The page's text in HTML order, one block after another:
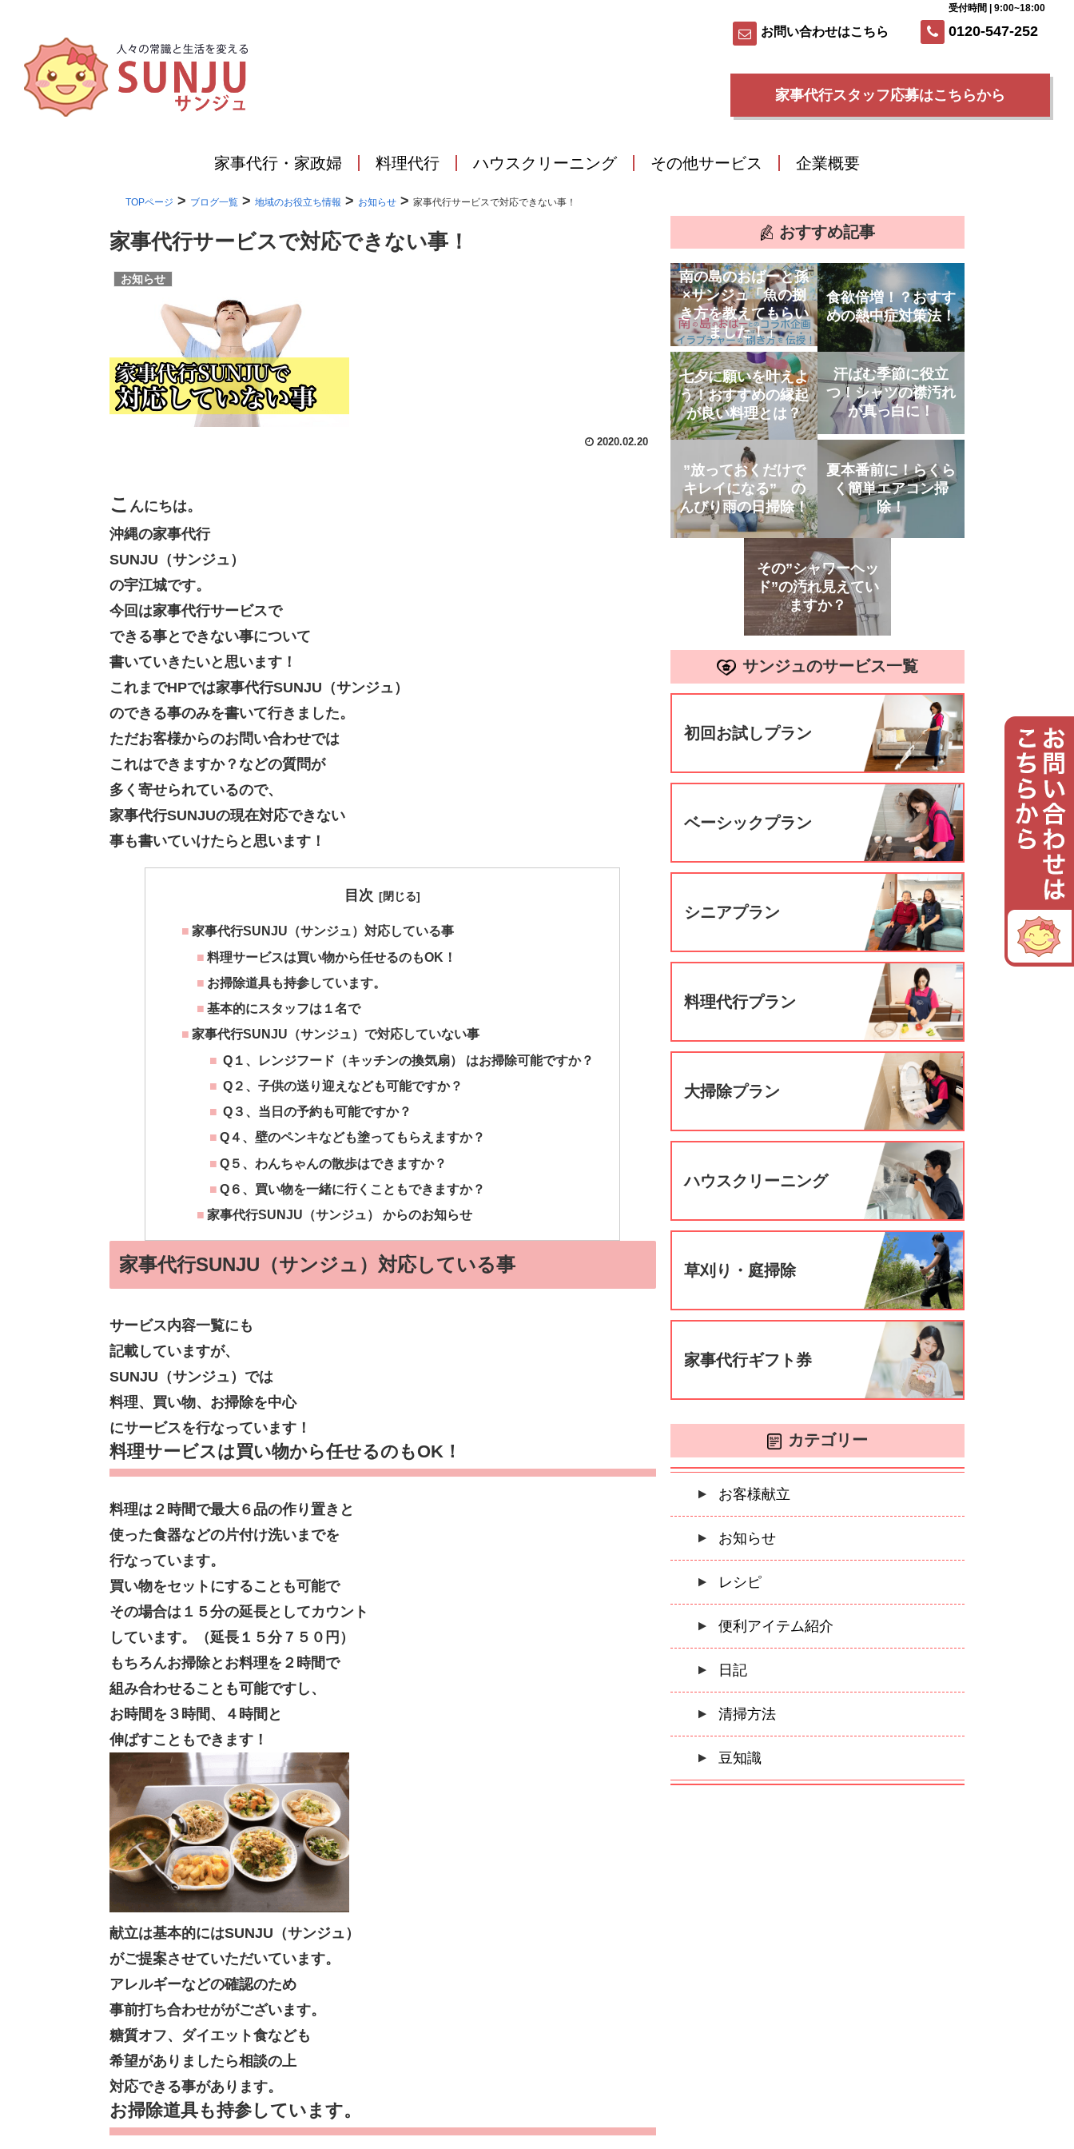
お問い合わせはこちら 0120-547-252
受付時間 | 9:00~18:00
家事代行スタッフ応募はこちらから
家事代行・家政婦 料理代行 ハウスクリーニング その他サービス 企業概要
TOPページ > ブログ一覧 > 地域のお役立ち情報 > お知らせ > 家事代行サービスで対応できない事！
家事代行サービスで対応できない事！
お知らせ
2020.02.20
こ んにちは。
沖縄の家事代行
SUNJU（サンジュ）
の宇江城です。
今回は家事代行サービスで
できる事とできない事について
書いていきたいと思います！
これまでHPでは家事代行SUNJU（サンジュ）
のできる事のみを書いて行きました。
ただお客様からのお問い合わせでは
これはできますか？などの質問が
多く寄せられているので、
家事代行SUNJUの現在対応できない
事も書いていけたらと思います！
目次
家事代行SUNJU（サンジュ）対応している事
料理サービスは買い物から任せるのもOK！
お掃除道具も持参しています。
基本的にスタッフは１名で
家事代行SUNJU（サンジュ）で対応していない事
Q１、レンジフード（キッチンの換気扇） はお掃除可能ですか？
Q２、子供の送り迎えなども可能ですか？
Q３、当日の予約も可能ですか？
Q４、壁のペンキなども塗ってもらえますか？
Q５、わんちゃんの散歩はできますか？
Q６、買い物を一緒に行くこともできますか？
家事代行SUNJU（サンジュ） からのお知らせ
家事代行SUNJU（サンジュ）対応している事
サービス内容一覧にも
記載していますが、
SUNJU（サンジュ）では
料理、買い物、お掃除を中心
にサービスを行なっています！
料理サービスは買い物から任せるのもOK！
料理は２時間で最大６品の作り置きと
使った食器などの片付け洗いまでを
行なっています。
買い物をセットにすることも可能で
その場合は１５分の延長としてカウント
しています。（延長１５分７５０円）
もちろんお掃除とお料理を２時間で
組み合わせることも可能ですし、
お時間を３時間、４時間と
伸ばすこともできます！
献立は基本的にはSUNJU（サンジュ）
がご提案させていただいています。
アレルギーなどの確認のため
事前打ち合わせががございます。
糖質オフ、ダイエット食なども
希望がありましたら相談の上
対応できる事があります。
お掃除道具も持参しています。
おすすめ記事
南の島のおばーと孫
×サンジュ「魚の捌
き方を教えてもらい
ました！」
食欲倍増！？おすす
めの熱中症対策法！
七夕に願いを叶えよ
う！おすすめの縁起
が良い料理とは？
汗ばむ季節に役立
つ！シャツの襟汚れ
が真っ白に！
”放っておくだけで
キレイになる” の
んびり雨の日掃除！
夏本番前に！らくら
く簡単エアコン掃
除！
その”シャワーヘッ
ド”の汚れ見えてい
ますか？
サンジュのサービス一覧
初回お試しプラン
ベーシックプラン
シニアプラン
料理代行プラン
大掃除プラン
ハウスクリーニング
草刈り・庭掃除
家事代行ギフト券
カテゴリー
お客様献立
お知らせ
レシピ
便利アイテム紹介
日記
清掃方法
豆知識